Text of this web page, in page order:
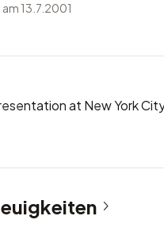
am 13.7.2001
at New York